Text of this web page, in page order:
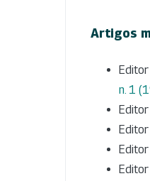
Artigos
Editor
n. 1
Editor
Editor
Editor
Editor